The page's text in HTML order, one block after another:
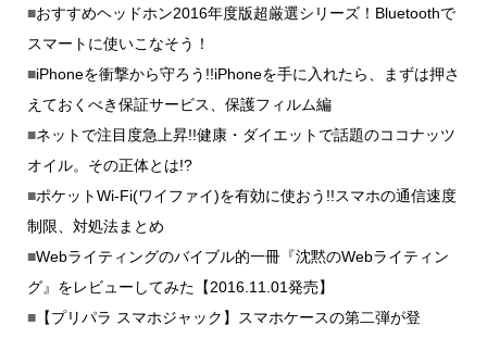
■おすすめヘッドホン2016年度版超厳選シリーズ！Bluetoothで
スマートに使いこなそう！
■iPhoneを衝撃から守ろう!!iPhoneを手に入れたら、まずは押さ
えておくべき保証サービス、保護フィルム編
■ネットで注目度急上昇!!健康・ダイエットで話題のココナッツ
オイル。その正体とは!?
■ポケットWi-Fi(ワイファイ)を有効に使おう!!スマホの通信速度
制限、対処法まとめ
■Webライティングのバイブル的一冊『沈黙のWebライティン
グ』をレビューしてみた【2016.11.01発売】
■【プリパラ スマホジャック】スマホケースの第二弾が登